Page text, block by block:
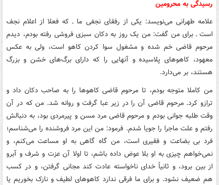
رسیدگی به محرومین
علامه طهرانی می‌نویسد: یکی از رفقای نجفی ما ـ که فعلا از اعلام نجف
است ـ برای من گفت: من یک روز به دکان سبزی فروشی رفته بودم، دیدم
مرحوم قاضی خم شده و مشغول سوا کردن کاهو است، ولی به عکس
معهود، کاهوهای پلاسیده و آنهایی را که دارای برگ‌های خشن و بزرگ
هستند، بر می‌دارد.
من کاملا متوجه بودم، تا مرحوم قاضی کاهوها را به صاحب دکان داد و
ترازو کرد. مرحوم قاضی آن را در زیر عبا گرفت و روانه شد. من که در آن
وقت طلبه جوانی بودم و مرحوم قاضی مرد مسن و پیرمردی بود، به دنبالش
رفتم و علت ماجرا را جویا شدم. فرمود: من این مرد فروشنده را می‌شناسم؛
فرد بی بضاعت و فقیری است، من گاه گاهی به او مساعت می‌کنم، و
نمی‌خواهم چیزی به او بلا عوض داده باشم، تا اولا آن عزت و شرف و آبرو
از بین برود، و ثانیاً خدای ناخواسته عادت کند مجانی گرفتن، و در کسب
هم ضعیف نشود. و برای ما فرقی ندارد کاهوهای لطیف و نازک بخوریم یا